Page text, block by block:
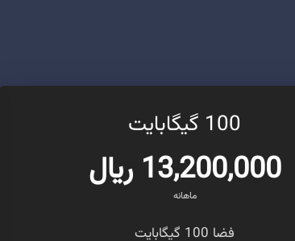
100 گیگابایت
13,200,000 ریال
ماهانه
فضا 100 گیگابایت